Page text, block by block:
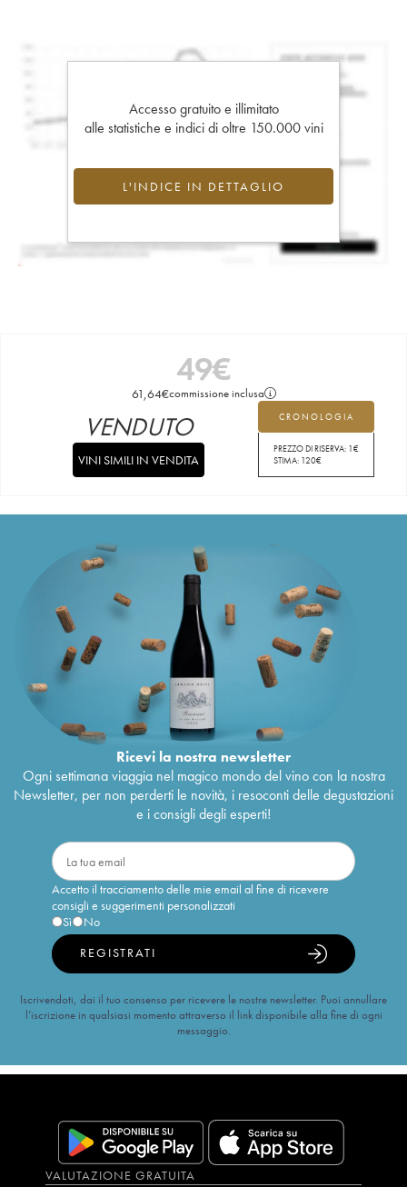
Accesso gratuito e illimitato
alle statistiche e indici di oltre 150.000 vini
L'INDICE IN DETTAGLIO
49€
61,64€commissione inclusa
CRONOLOGIA
PREZZO DI RISERVA: 1€
STIMA: 120€
VENDUTO
VINI SIMILI IN VENDITA
Ricevi la nostra newsletter
Ogni settimana viaggia nel magico mondo del vino con la nostra
Newsletter, per non perderti le novità, i resoconti delle degustazioni
e i consigli degli esperti!
Accetto il tracciamento delle mie email al fine di ricevere
consigli e suggerimenti personalizzati
Sì
No
REGISTRATI
Iscrivendoti, dai il tuo consenso per ricevere le nostre newsletter. Puoi annullare
l’iscrizione in qualsiasi momento attraverso il link disponibile alla fine di ogni
messaggio.
VALUTAZIONE GRATUITA